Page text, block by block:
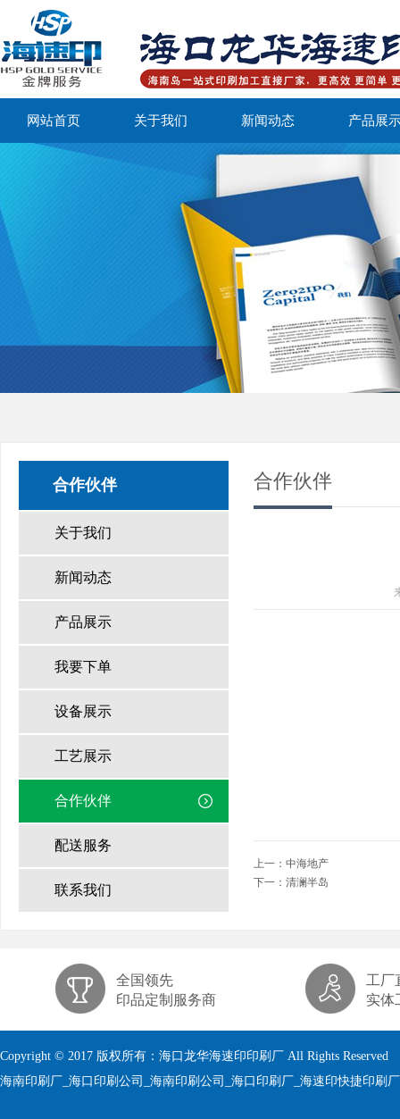
网站首页 关于我们 新闻动态 产品展
合作伙伴
关于我们
新闻动态
产品展示
我要下单
设备展示
工艺展示
合作伙伴
配送服务
联系我们
合作伙伴
上一： 中海地产
下一： 清澜半岛
全国领先
印品定制服务商
工厂
实体
Copyright © 2017 版权所有：海口龙华海速印印刷厂 All Rights Reserved
海南印刷厂_海口印刷公司_海南印刷公司_海口印刷厂_海速印快捷印刷厂